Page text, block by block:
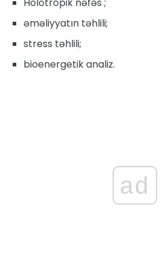
Holotropik nəfəs ;
əməliyyatın təhlili;
stress təhlili;
bioenergetik analiz.
ad